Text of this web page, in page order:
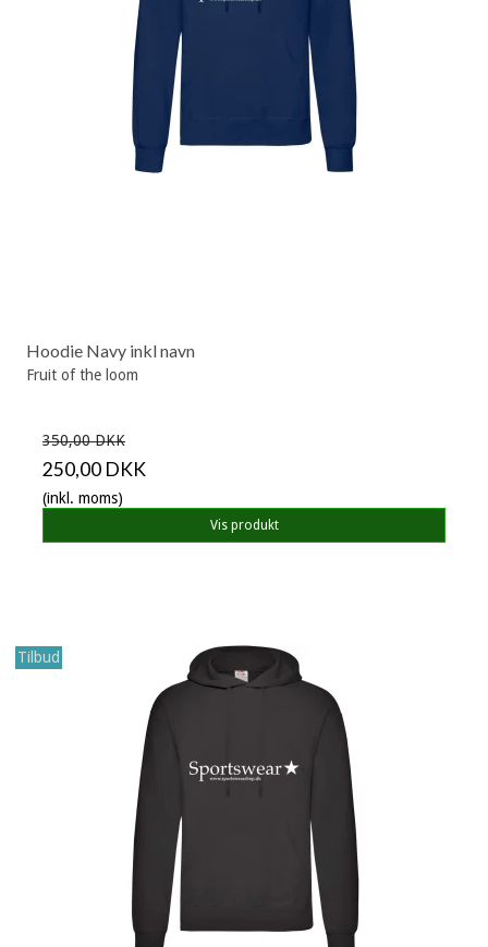
Hoodie Navy inkl navn
Fruit of the loom
350,00 DKK
250,00 DKK
(inkl. moms)
Vis produkt
Tilbud